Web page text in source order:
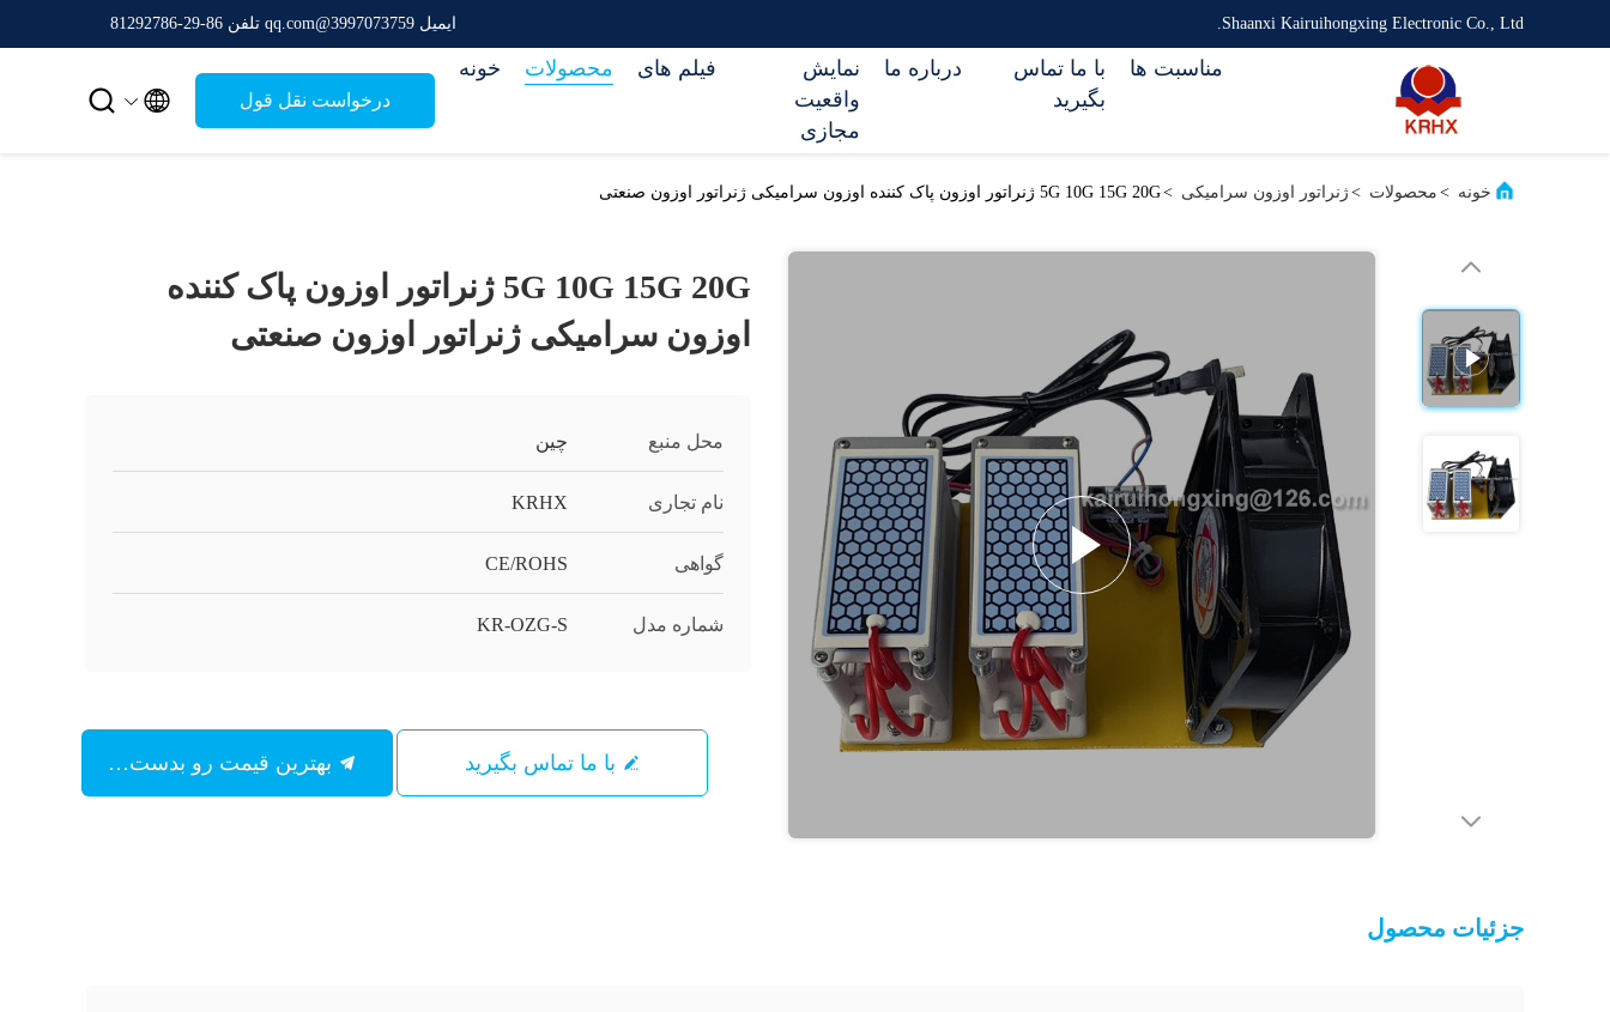
Shaanxi Kairuihongxing Electronic Co., Ltd. ایمیل 3997073759@qq.com تلفن 86-29-81292786
خونه محصولات فیلم های
نمایش
واقعیت
مجازی
درباره ما
با ما تماس
بگیرید
مناسبت ها
درخواست نقل قول 

خونه > محصولات >ژنراتور اوزون سرامیکی >5G 10G 15G 20G ژنراتور اوزون پاک کننده اوزون سرامیکی ژنراتور اوزون صنعتی
5G 10G 15G 20G ژنراتور اوزون پاک کننده
اوزون سرامیکی ژنراتور اوزون صنعتی
محل منبع چین
نام تجاری KRHX
گواهی CE/ROHS
شماره مدل KR-OZG-S
با ما تماس بگیرید
جزئیات محصول